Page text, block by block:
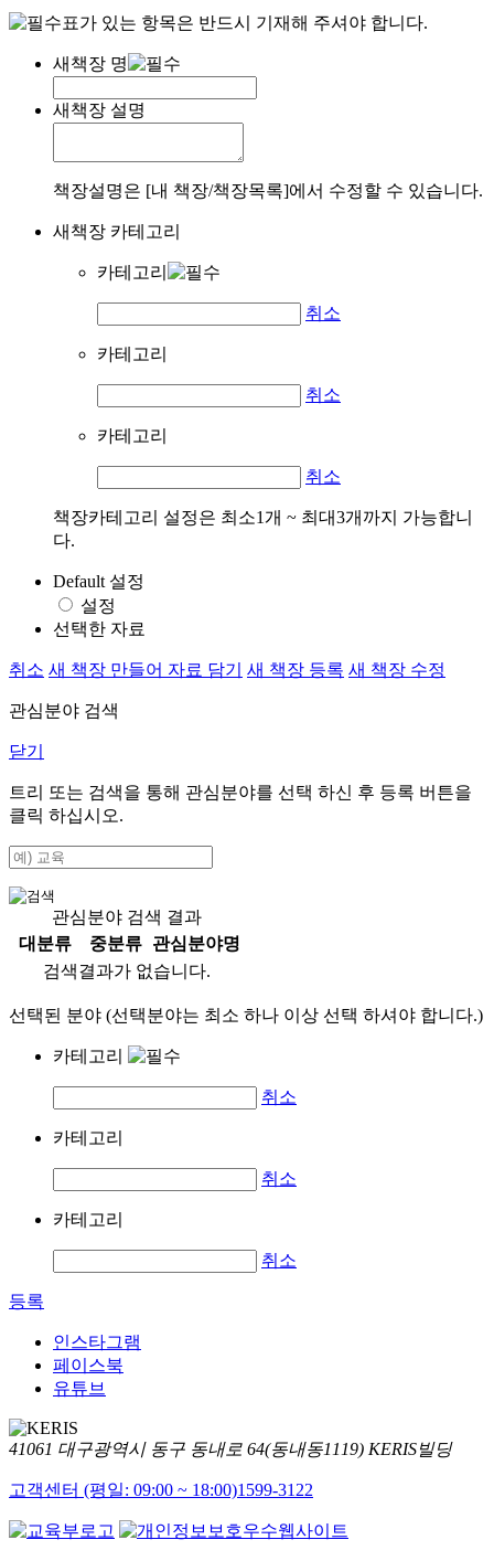
표가 있는 항목은 반드시 기재해 주셔야 합니다.
새책장 명
새책장 설명
책장설명은 [내 책장/책장목록]에서 수정할 수 있습니다.
새책장 카테고리
카테고리
취소
카테고리
취소
카테고리
취소
책장카테고리 설정은 최소1개 ~ 최대3개까지 가능합니
다.
Default 설정
설정
선택한 자료
취소 새 책장 만들어 자료 담기 새 책장 등록 새 책장 수정
관심분야 검색
닫기
트리 또는 검색을 통해 관심분야를 선택 하신 후 등록 버튼을
클릭 하십시오.
관심분야 검색 결과
대분류
중분류
관심분야명
검색결과가 없습니다.
선택된 분야 (선택분야는 최소 하나 이상 선택 하셔야 합니다.)
카테고리
취소
카테고리
취소
카테고리
취소
등록
인스타그램
페이스북
유튜브
41061 대구광역시 동구 동내로 64(동내동1119) KERIS빌딩
고객센터 (평일: 09:00 ~ 18:00)1599-3122